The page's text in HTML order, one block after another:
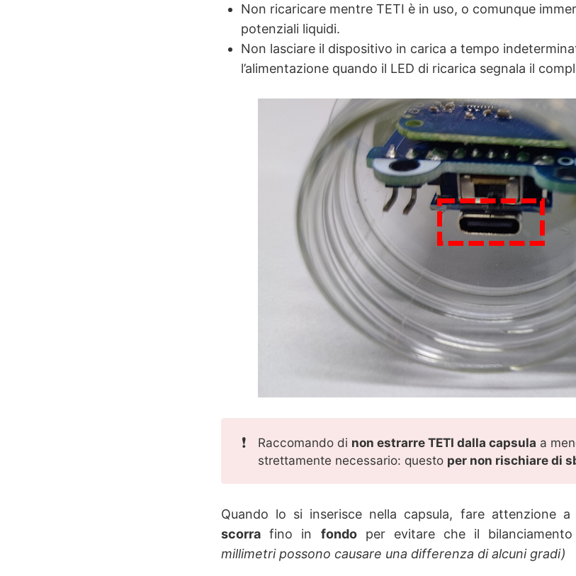
Non ricaricare mentre TETI è in uso, o comunque
potenziali liquidi.
Non lasciare il dispositivo in carica a tempo
l’alimentazione quando il LED di ricarica segnala il
❗ Raccomando di non estrarre TETI dalla capsula a
strettamente necessario: questo per non rischiare di
Quando lo si inserisce nella capsula, fare attenzione a
scorra fino in fondoper evitare che il bilanciamento
millimetri possono causare una differenza di alcuni gradi)